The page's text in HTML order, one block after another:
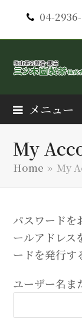
04-
メニュー
My
Home » My
パスワードを
ールアドレス
ードを発行す
ユーザー名ま